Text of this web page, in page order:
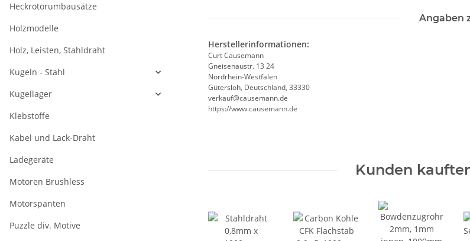
Angaben
Herstellerinformationen:
Curt Causemann
Gneisenaustr. 13 24
Nordrhein-Westfalen
Gütersloh, Deutschland, 33330
verkauf@causemann.de
https://www.causemann.de
Kunden
Heckrotorumbausätze
Holzmodelle
Holz, Leisten, Stahldraht
Kugeln - Stahl
Kugellager
Klebstoffe
Kabel und Lack-Draht
Ladegeräte
Motoren Brushless
Motorspanten
Puzzle div. Motive